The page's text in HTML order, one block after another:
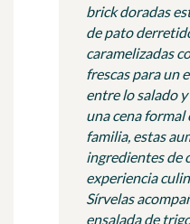
brick doradas
de pato
caramelizadas
frescas para un
entre lo salado y
una cena formal
familia, estas
ingredientes de
experiencia
Sírvelas
ensalada de